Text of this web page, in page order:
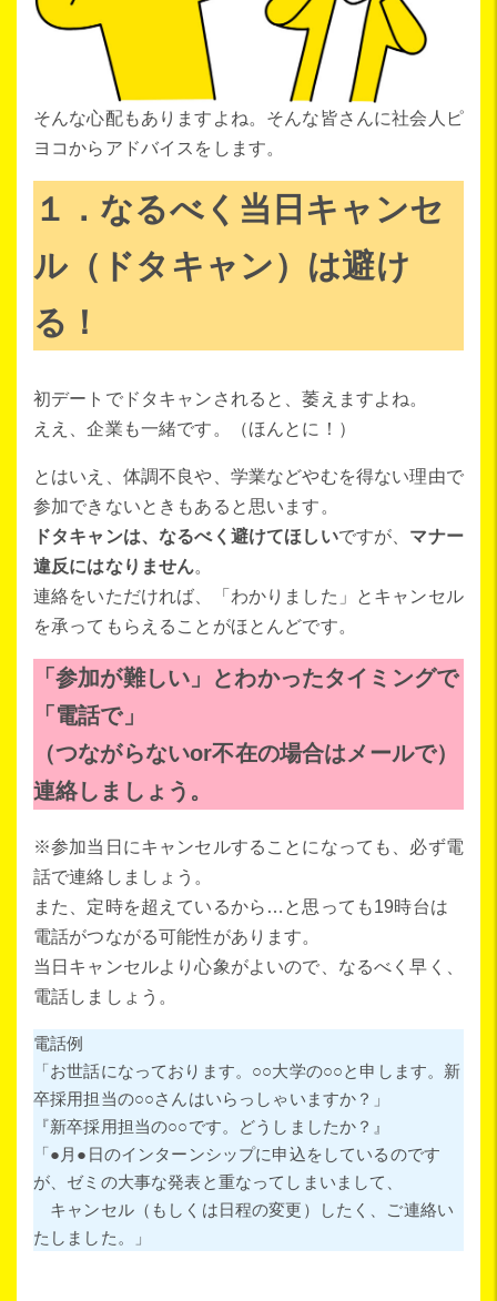
そんな心配もありますよね。そんな皆さんに社会人ピ
ヨコからアドバイスをします。
１．なるべく当日キャンセ
ル（ドタキャン）は避け
る！
初デートでドタキャンされると、萎えますよね。
ええ、企業も一緒です。（ほんとに！）
とはいえ、体調不良や、学業などやむを得ない理由で
参加できないときもあると思います。
ドタキャンは、なるべく避けてほしいですが、 マナー
違反にはなりません。
連絡をいただければ、「わかりました」とキャンセル
を承ってもらえることがほとんどです。
「参加が難しい」とわかったタイミングで
「電話で」
（つながらないor不在の場合はメールで）
連絡しましょう。
※参加当日にキャンセルすることになっても、必ず電
話で連絡しましょう。
また、定時を超えているから…と思っても19時台は
電話がつながる可能性があります。
当日キャンセルより心象がよいので、なるべく早く、
電話しましょう。
電話例
「お世話になっております。○○大学の○○と申します。新
卒採用担当の○○さんはいらっしゃいますか？」
『新卒採用担当の○○です。どうしましたか？』
「●月●日のインターンシップに申込をしているのです
が、ゼミの大事な発表と重なってしまいまして、
キャンセル（もしくは日程の変更）したく、ご連絡い
たしました。」